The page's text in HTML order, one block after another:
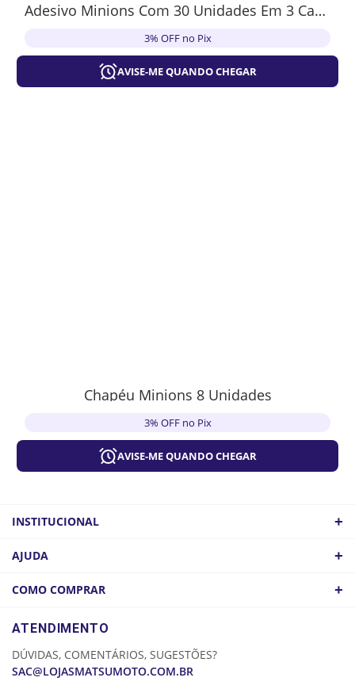
Adesivo Minions Com 30 Unidades Em 3 Cartelas
3% OFF no Pix
AVISE-ME QUANDO CHEGAR
Chapéu Minions 8 Unidades
3% OFF no Pix
AVISE-ME QUANDO CHEGAR
INSTITUCIONAL +
COMO CHEGAR
AJUDA +
COMO COMPRAR +
CADASTRE-SE
MINHA CONTA
MEUS PEDIDOS
ATENDIMENTO
DÚVIDAS, COMENTÁRIOS, SUGESTÕES?
SAC@LOJASMATSUMOTO.COM.BR